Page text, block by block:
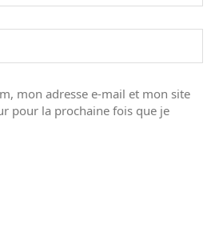
mon adresse e-mail et mon site
pour la prochaine fois que je